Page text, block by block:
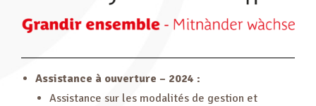
Assistance à ouverture – 2024 :
Assistance sur les modalités de gestion et